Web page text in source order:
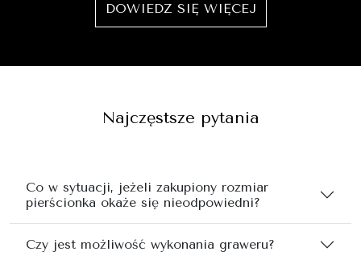
DOWIEDZ SIĘ WIĘCEJ
Najczęstsze pytania
Co w sytuacji, jeżeli zakupiony rozmiar
pierścionka okaże się nieodpowiedni?
Czy jest możliwość wykonania graweru?